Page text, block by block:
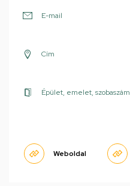
E-mail
Cím
Épület, emelet, szobaszám
Weboldal